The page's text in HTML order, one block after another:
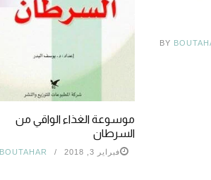
موسوعة الغذاء الواقي من
السرطان
فبراير 3, 2018 BOUTAHAR
BY